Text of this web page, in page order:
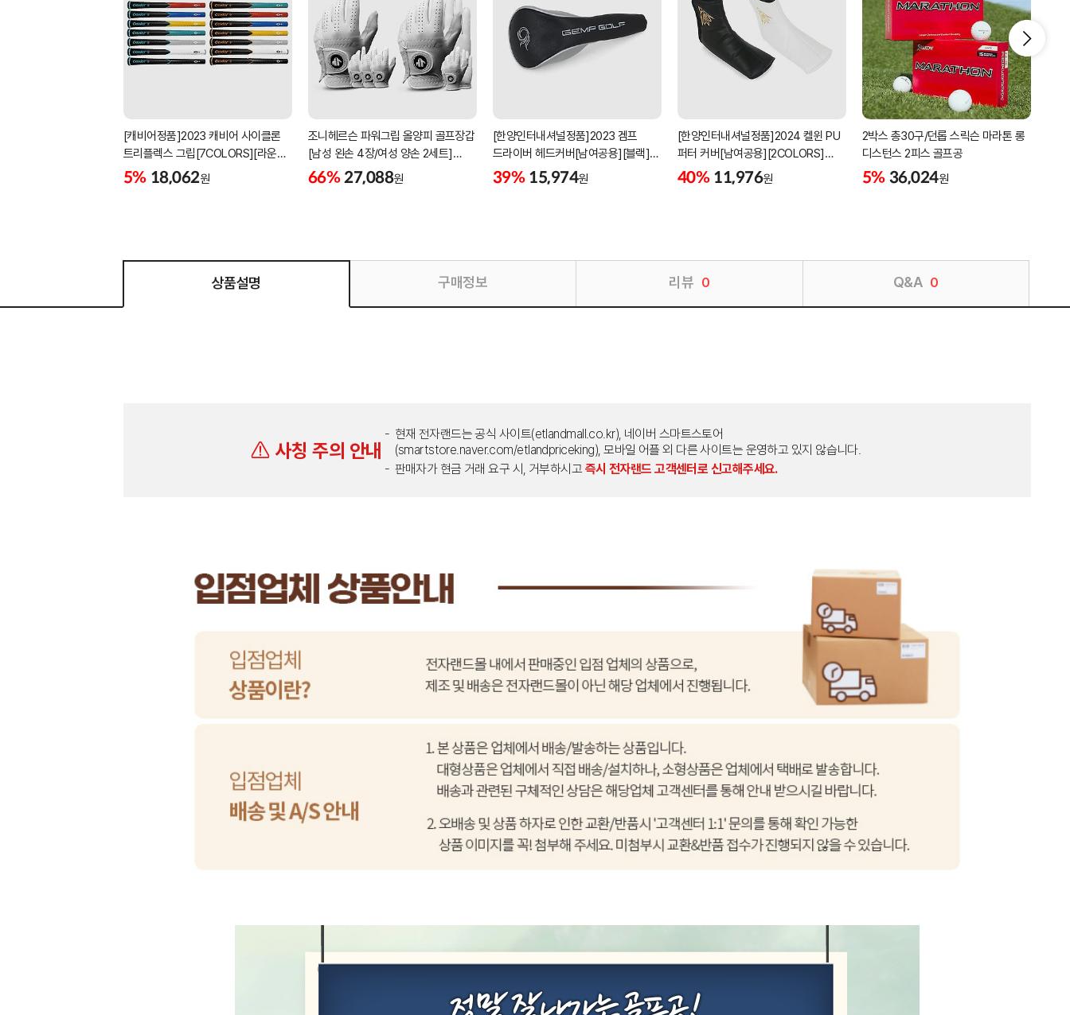
[캐비어정품]2023 캐비어 사이클론
트리플렉스 그립[7COLORS][라운드]
[39g/42g/46g/50g][R/S 토크]
5% 18,062원
조니헤르슨 파워그립 올양피 골프장갑
[남성 왼손 4장/여성 양손 2세트]
[화이트][케이스포함]
66% 27,088원
[한양인터내셔널정품]2023 겜프
드라이버 헤드커버[남여공용][블랙]
[HD-302]
39% 15,974원
[한양인터내셔널정품]2024 켈윈 PU
퍼터 커버[남여공용][2COLORS]
[KW-PC320]
40% 11,976원
2박스 총30구/던롭 스릭슨 마라톤 롱
디스턴스 2피스 골프공
5% 36,024원
상품설명 구매정보 리뷰 0 Q&A 0
사칭 주의 안내
현재 전자랜드는 공식 사이트(etlandmall.co.kr), 네이버 스마트스토어
(smartstore.naver.com/etlandpriceking), 모바일 어플 외 다른 사이트는 운영하고 있지 않습니다.
판매자가 현금 거래 요구 시, 거부하시고 즉시 전자랜드 고객센터로 신고해주세요.